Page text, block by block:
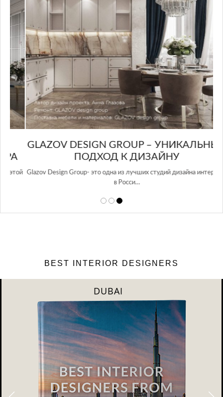
GLAZOV DESIGN GROUP – УНИКАЛЬНЫЙ
ПОДХОД К ДИЗАЙНУ
Glazov Design Group- это одна из лучших студий дизайна интерьера
в Росси…
BEST INTERIOR DESIGNERS
DUBAI